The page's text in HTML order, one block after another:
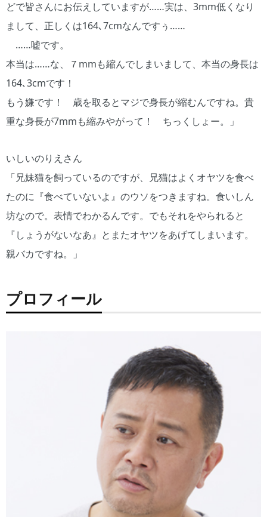
どで皆さんにお伝えしていますが……実は、3mm低くなり
まして、正しくは164､7cmなんですぅ……
……嘘です。
本当は……な、７mmも縮んでしまいまして、本当の身長は
164､3cmです！
もう嫌です！ 歳を取るとマジで身長が縮むんですね。貴
重な身長が7mmも縮みやがって！ ちっくしょー。」
いしいのりえさん
「兄妹猫を飼っているのですが、兄猫はよくオヤツを食べ
たのに『食べていないよ』のウソをつきますね。食いしん
坊なので。表情でわかるんです。でもそれをやられると
『しょうがないなあ』とまたオヤツをあげてしまいます。
親バカですね。」
プロフィール